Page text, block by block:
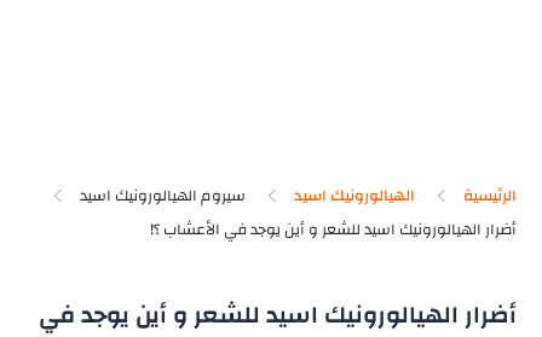
الرئيسية الهيالورونيك اسيد سيروم الهيالورونيك اسيد
أضرار الهيالورونيك اسيد للشعر و أين يوجد في